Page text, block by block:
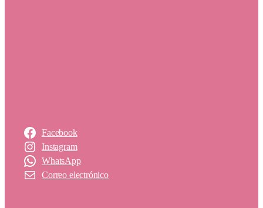
Facebook
Instagram
WhatsApp
Correo electrónico